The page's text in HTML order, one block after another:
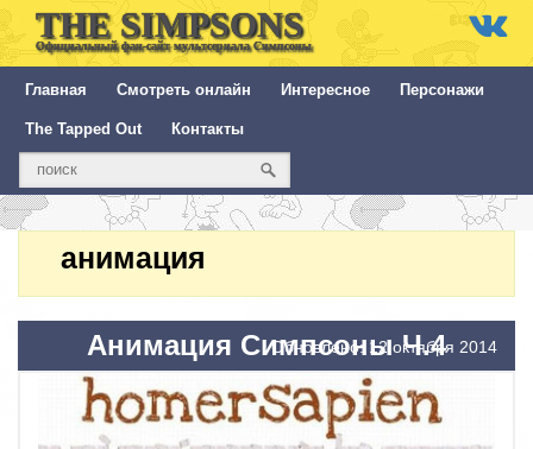
THE SIMPSONS
Официальный фан-сайт мультсериала Симпсоны
Главная Смотреть онлайн Интересное Персонажи
The Tapped Out Контакты
анимация
Анимация Симпсоны Ч.4
Обновлено: 12 октября 2014